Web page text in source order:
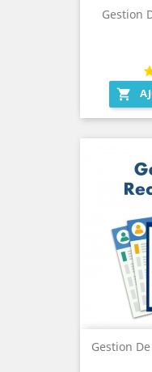
Gestion

Gestion